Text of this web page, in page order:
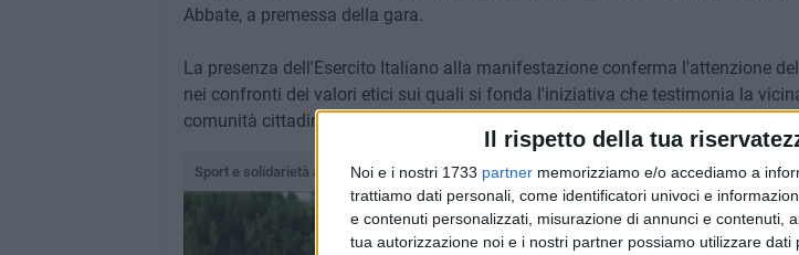
Il rispetto della tua
Noi e i nostri 1733 partner memorizziamo e/o accediamo a
trattiamo dati personali, come identificatori univoci e
e contenuti personalizzati, misurazione di annunci e contenuti,
tua autorizzazione noi e i nostri partner possiamo utilizzare
Abbate, a premessa della gara.
La presenza dell'Esercito Italiano alla manifestazione conferma l'attenzione
nei confronti dei valori etici sui quali si fonda l'iniziativa che testimonia la
comunità cittadina barlettana.
Sport e solidarietà a Barletta con la quarta edizione della "Toro Ten"